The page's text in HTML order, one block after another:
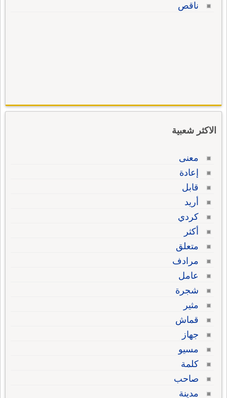
ناقص
الاكثر شعبية
معنى
إعادة
قابل
أريد
كردي
أكثر
متعلق
مرادف
عامل
شجرة
مثير
قماش
جهاز
مسيو
كلمة
صاحب
مدينة